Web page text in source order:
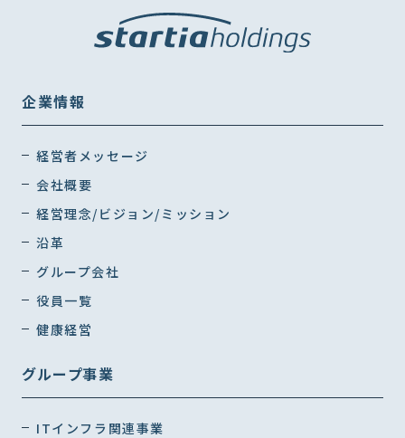
企業情報
経営者メッセージ
会社概要
経営理念/ビジョン/ミッション
沿革
グループ会社
役員一覧
健康経営
グループ事業
ITインフラ関連事業